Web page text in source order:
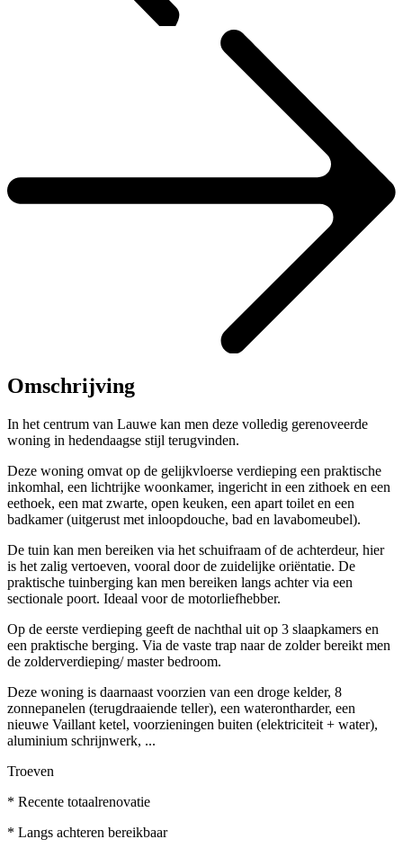
Omschrijving
In het centrum van Lauwe kan men deze volledig gerenoveerde
woning in hedendaagse stijl terugvinden.
Deze woning omvat op de gelijkvloerse verdieping een praktische
inkomhal, een lichtrijke woonkamer, ingericht in een zithoek en een
eethoek, een mat zwarte, open keuken, een apart toilet en een
badkamer (uitgerust met inloopdouche, bad en lavabomeubel).
De tuin kan men bereiken via het schuifraam of de achterdeur, hier
is het zalig vertoeven, vooral door de zuidelijke oriëntatie. De
praktische tuinberging kan men bereiken langs achter via een
sectionale poort. Ideaal voor de motorliefhebber.
Op de eerste verdieping geeft de nachthal uit op 3 slaapkamers en
een praktische berging. Via de vaste trap naar de zolder bereikt men
de zolderverdieping/ master bedroom.
Deze woning is daarnaast voorzien van een droge kelder, 8
zonnepanelen (terugdraaiende teller), een waterontharder, een
nieuwe Vaillant ketel, voorzieningen buiten (elektriciteit + water),
aluminium schrijnwerk, ...
Troeven
* Recente totaalrenovatie
* Langs achteren bereikbaar